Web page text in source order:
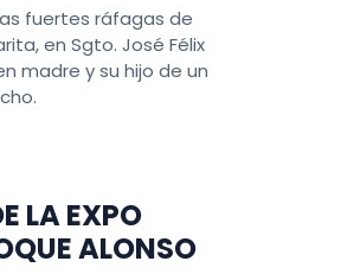
fuertes ráfagas de
en Sgto. José Félix
madre y su hijo de un
LA EXPO
ALONSO